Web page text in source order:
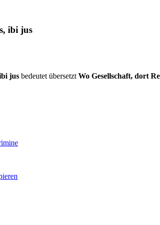
ibi jus
jus bedeutet übersetzt Wo Gesellschaft, dort